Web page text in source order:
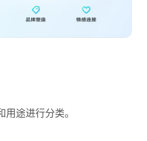
途进行分类。